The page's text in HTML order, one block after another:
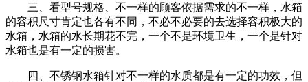
三、看型号规格、不一样的顾客依据需求的不一样，水箱
的容积尺寸肯定也各有不同，不必不必要的去选择容积极大的
水箱，水箱的水长期花不完，一个不是环境卫生，一个是针对
水箱也是有一定的损害。
四、不锈钢水箱针对不一样的水质都是有一定的功效，但